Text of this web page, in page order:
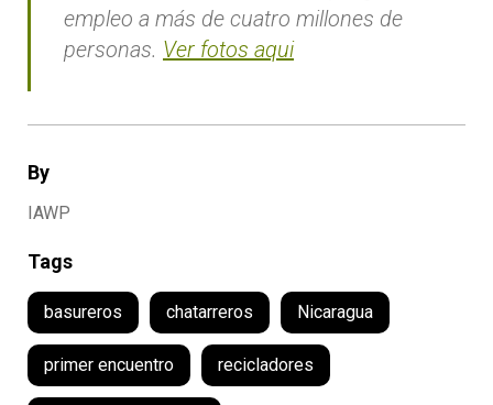
By
IAWP
Tags
basureros chatarreros Nicaragua
primer encuentro recicladores
empleo a más de cuatro millones de
personas. Ver fotos aqui